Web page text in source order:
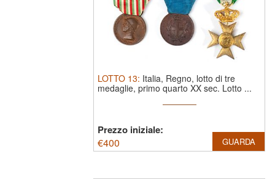
LOTTO 13: Italia, Regno, lotto di tre
medaglie, primo quarto XX sec. Lotto ...
Prezzo iniziale:
€400 GUARDA